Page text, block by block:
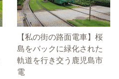
【私の街の路面電車】桜
島をバックに緑化された
軌道を行き交う鹿児島市
電